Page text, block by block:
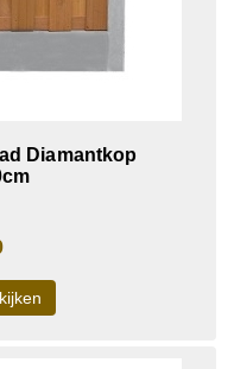
Diamantkop